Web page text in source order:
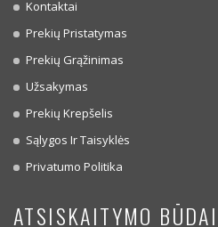
Kontaktai
Prekių Pristatymas
Prekių Grąžinimas
Užsakymas
Prekių Krepšelis
Sąlygos Ir Taisyklės
Privatumo Politika
ATSISKAITYMO BŪDAI